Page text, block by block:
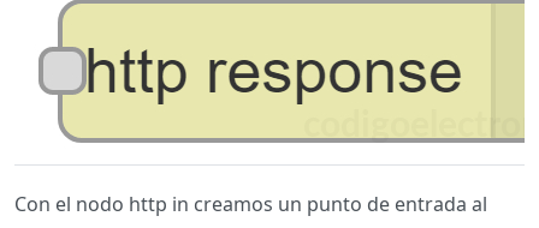
Con el nodo http in creamos un punto de entrada al